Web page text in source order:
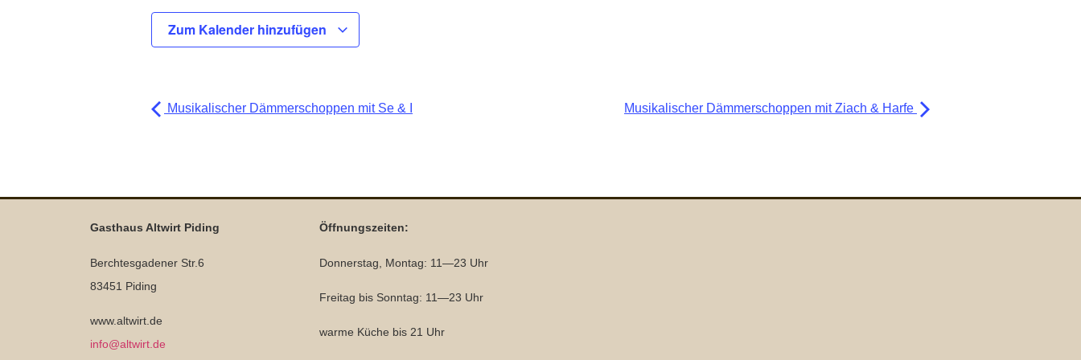
Zum Kalender hinzufügen
Musikalischer Dämmerschoppen mit Se & I Musikalischer Dämmerschoppen mit Ziach & Harfe
Gasthaus Altwirt Piding
Berchtesgadener Str.6
83451 Piding
www.altwirt.de
info@altwirt.de
Öffnungszeiten:
Donnerstag, Montag: 11—23 Uhr
Freitag bis Sonntag: 11—23 Uhr
warme Küche bis 21 Uhr